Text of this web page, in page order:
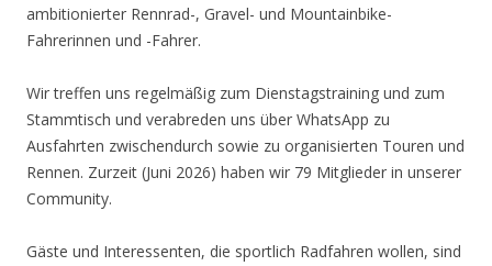
ambitionierter Rennrad-, Gravel- und Mountainbike-
Fahrerinnen und -Fahrer.
Wir treffen uns regelmäßig zum Dienstagstraining und zum
Stammtisch und verabreden uns über WhatsApp zu
Ausfahrten zwischendurch sowie zu organisierten Touren und
Rennen. Zurzeit (Juni 2026) haben wir 79 Mitglieder in unserer
Community.
Gäste und Interessenten, die sportlich Radfahren wollen, sind